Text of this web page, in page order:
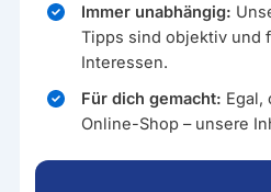
Immer unabhängig:
Tipps sind objektiv und
Interessen.
Für dich gemacht: Egal,
Online-Shop – unsere